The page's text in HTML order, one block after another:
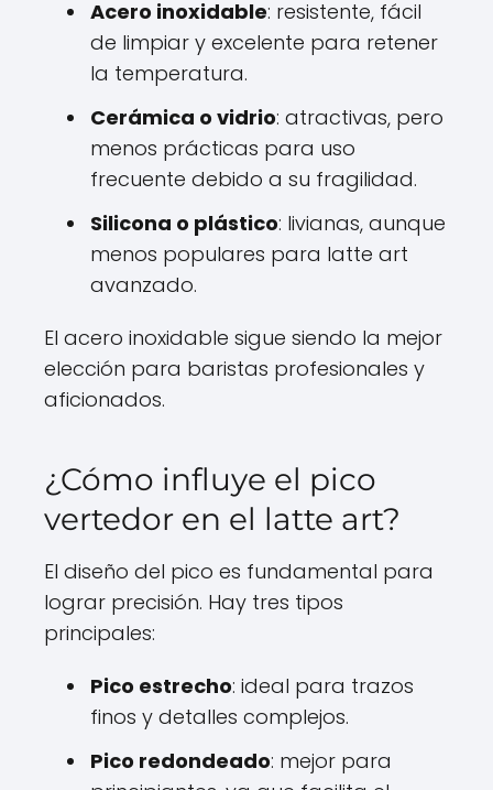
Acero inoxidable: resistente, fácil
de limpiar y excelente para retener
la temperatura.
Cerámica o vidrio: atractivas, pero
menos prácticas para uso
frecuente debido a su fragilidad.
Silicona o plástico: livianas, aunque
menos populares para latte art
avanzado.
El acero inoxidable sigue siendo la mejor
elección para baristas profesionales y
aficionados.
¿Cómo influye el pico
vertedor en el latte art?
El diseño del pico es fundamental para
lograr precisión. Hay tres tipos
principales:
Pico estrecho: ideal para trazos
finos y detalles complejos.
Pico redondeado: mejor para